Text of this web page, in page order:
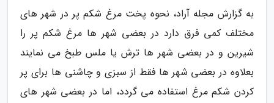
به گزارش مجله آراد، نحوه پخت مرغ شکم پر در شهر های
مختلف کمی فرق دارد در بعضی شهر ها مرغ شکم پر را
شیرین و در بعضی شهر ها ترش یا ملس طبخ می نمایند
بعلاوه در بعضی شهر ها فقط از سبزی و چاشنی ها برای پر
کردن شکم مرغ استفاده می گردد، اما در بعضی شهر های